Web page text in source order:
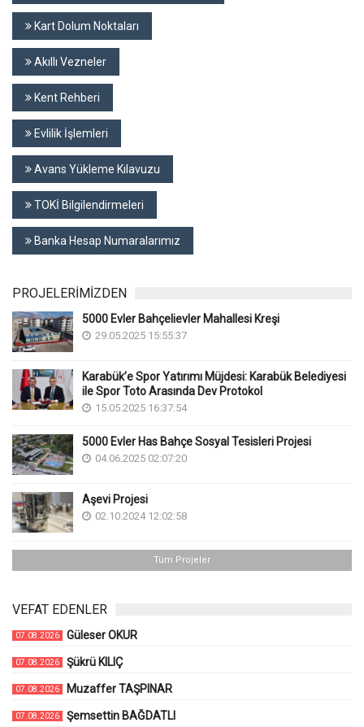
Kart Dolum Noktaları
Akıllı Vezneler
Kent Rehberi
Evlilik İşlemleri
Avans Yükleme Kılavuzu
TOKİ Bilgilendirmeleri
Banka Hesap Numaralarımız
PROJELERİMİZDEN
5000 Evler Bahçelievler Mahallesi Kreşi
29.05.2025 15:55:37
Karabük’e Spor Yatırımı Müjdesi: Karabük Belediyesi
ile Spor Toto Arasında Dev Protokol
15.05.2025 16:37:54
5000 Evler Has Bahçe Sosyal Tesisleri Projesi
04.06.2025 02:07:20
Aşevi Projesi
02.10.2024 12:02:58
Tüm Projeler
VEFAT EDENLER
07.08.2026 Güleser OKUR
07.08.2026 Şükrü KILIÇ
07.08.2026 Muzaffer TAŞPINAR
07.08.2026 Şemsettin BAĞDATLI